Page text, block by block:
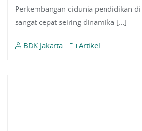
Perkembangan didunia pendidikan
sangat cepat seiring dinamika […]
BDK Jakarta Artikel